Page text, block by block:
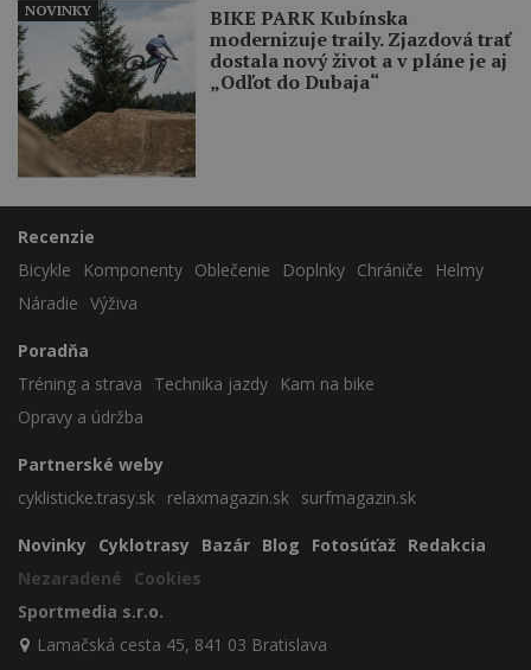
BIKE PARK Kubínska
modernizuje traily. Zjazdová trať
dostala nový život a v pláne je aj
„Odľot do Dubaja“
NOVINKY
Recenzie
Bicykle
Komponenty Oblečenie Doplnky Chrániče
Helmy
Náradie Výživa
Poradňa
Tréning a strava
Technika jazdy
Kam na bike
Opravy a údržba
Partnerské weby
cyklisticke.trasy.sk relaxmagazin.sk surfmagazin.sk
Novinky Cyklotrasy Bazár Blog Fotosúťaž Redakcia
Nezaradené
Cookies
Sportmedia s.r.o.
Lamačská cesta 45, 841 03 Bratislava